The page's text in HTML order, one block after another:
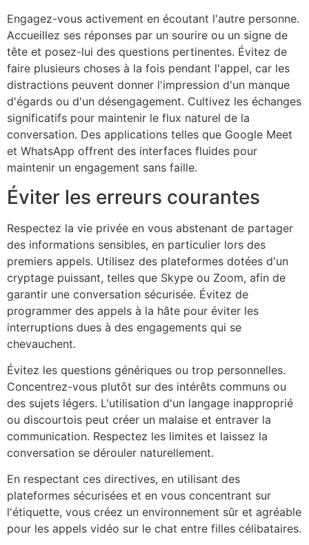
Engagez-vous activement en écoutant l'autre personne.
Accueillez ses réponses par un sourire ou un signe de
tête et posez-lui des questions pertinentes. Évitez de
faire plusieurs choses à la fois pendant l'appel, car les
distractions peuvent donner l'impression d'un manque
d'égards ou d'un désengagement. Cultivez les échanges
significatifs pour maintenir le flux naturel de la
conversation. Des applications telles que Google Meet
et WhatsApp offrent des interfaces fluides pour
maintenir un engagement sans faille.
Éviter les erreurs courantes
Respectez la vie privée en vous abstenant de partager
des informations sensibles, en particulier lors des
premiers appels. Utilisez des plateformes dotées d'un
cryptage puissant, telles que Skype ou Zoom, afin de
garantir une conversation sécurisée. Évitez de
programmer des appels à la hâte pour éviter les
interruptions dues à des engagements qui se
chevauchent.
Évitez les questions génériques ou trop personnelles.
Concentrez-vous plutôt sur des intérêts communs ou
des sujets légers. L'utilisation d'un langage inapproprié
ou discourtois peut créer un malaise et entraver la
communication. Respectez les limites et laissez la
conversation se dérouler naturellement.
En respectant ces directives, en utilisant des
plateformes sécurisées et en vous concentrant sur
l'étiquette, vous créez un environnement sûr et agréable
pour les appels vidéo sur le chat entre filles célibataires.